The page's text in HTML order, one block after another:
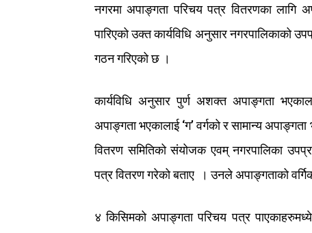
नगरमा अपाङ्गता परिचय पत्र वितरणका लागि
पारिएकोउक्तकार्यविधि अनुसारनगरपालिकाको
गठनगरिएकोछ ।
कार्यविधि अनुसार पुर्ण अशक्त अपाङ्गता
अपाङ्गताभएकालाई‘ग’वर्गकोर सामान्यअपाङ्गता
वितरण समितिको संयोजक एवम् नगरपालिका
पत्रवितरणगरेकोबताए । उनलेअपाङ्गताको
४ किसिमको अपाङ्गता परिचय पत्र पाएकाहरुमध्ये